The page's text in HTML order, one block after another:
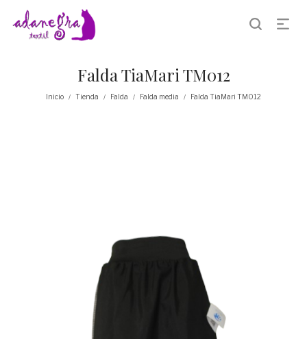
Falda TiaMari TM012
Inicio / Tienda / Falda / Falda media / Falda TiaMari TM012